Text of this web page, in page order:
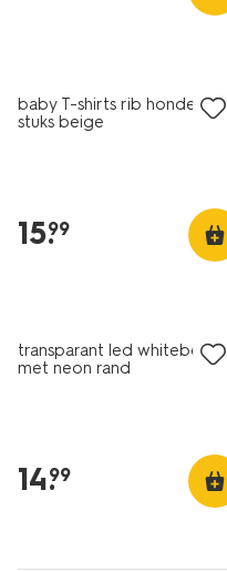
baby T-shirts rib honden - 2
stuks beige
15.
99
transparant led whiteboard
met neon rand
14.
99